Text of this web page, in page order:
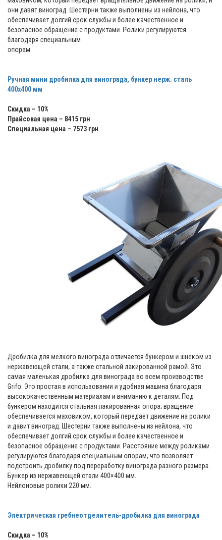
они давят виноград. Шестерни также выполнены из нейлона, что
обеспечивает долгий срок службы и более качественное и
безопасное обращение с продуктами. Ролики регулируются
благодаря специальным
опорам.
Ручная мини дробилка для винограда, бункер нерж. cталь
400х400 мм
Скидка – 10%
Прайсовая цена – 8415 грн
Специальная цена – 7573 грн
Дробилка для мелкого винограда отличается бункером и шнеком из
нержавеющей стали, а также стальной лакированной рамой. Это
самая маленькая дробилка для винограда во всем производстве
Grifo. Это простая в использовании и удобная машина благодаря
высококачественным материалам и вниманию к деталям. Под
бункером находится стальная лакированная опора; вращение
обеспечивается маховиком, который передает движение на ролики
и давит виноград. Шестерни также выполнены из нейлона, что
обеспечивает долгий срок службы и более качественное и
безопасное обращение с продуктами. Расстояние между роликами
регулируются благодаря специальным опорам, что позволяет
подстроить дробилку под переработку винограда разного размера.
Бункер из нержавеющей стали 400×400 мм.
Нейлоновые ролики 220 мм.
Электрическая гребнеотделитель-дробилка для винограда
Скидка – 10%